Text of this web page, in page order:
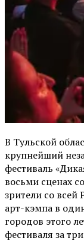
В Тульской
крупнейший
фестиваль
восьми сценах
зрители со
арт-кэмпа в
городов этого
фестиваля за